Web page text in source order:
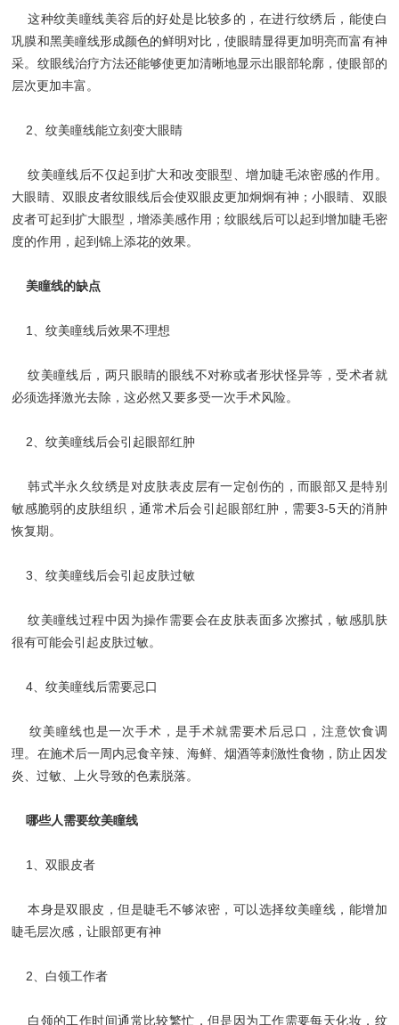
这种纹美瞳线美容后的好处是比较多的，在进行纹绣后，能使白
巩膜和黑美瞳线形成颜色的鲜明对比，使眼睛显得更加明亮而富有神
采。纹眼线治疗方法还能够使更加清晰地显示出眼部轮廓，使眼部的
层次更加丰富。
2、纹美瞳线能立刻变大眼睛
纹美瞳线后不仅起到扩大和改变眼型、增加睫毛浓密感的作用。
大眼睛、双眼皮者纹眼线后会使双眼皮更加炯炯有神；小眼睛、双眼
皮者可起到扩大眼型，增添美感作用；纹眼线后可以起到增加睫毛密
度的作用，起到锦上添花的效果。
美瞳线的缺点
1、纹美瞳线后效果不理想
纹美瞳线后，两只眼睛的眼线不对称或者形状怪异等，受术者就
必须选择激光去除，这必然又要多受一次手术风险。
2、纹美瞳线后会引起眼部红肿
韩式半永久纹绣是对皮肤表皮层有一定创伤的，而眼部又是特别
敏感脆弱的皮肤组织，通常术后会引起眼部红肿，需要3-5天的消肿
恢复期。
3、纹美瞳线后会引起皮肤过敏
纹美瞳线过程中因为操作需要会在皮肤表面多次擦拭，敏感肌肤
很有可能会引起皮肤过敏。
4、纹美瞳线后需要忌口
纹美瞳线也是一次手术，是手术就需要术后忌口，注意饮食调
理。在施术后一周内忌食辛辣、海鲜、烟酒等刺激性食物，防止因发
炎、过敏、上火导致的色素脱落。
哪些人需要纹美瞳线
1、双眼皮者
本身是双眼皮，但是睫毛不够浓密，可以选择纹美瞳线，能增加
睫毛层次感，让眼部更有神
2、白领工作者
白领的工作时间通常比较繁忙，但是因为工作需要每天化妆，纹